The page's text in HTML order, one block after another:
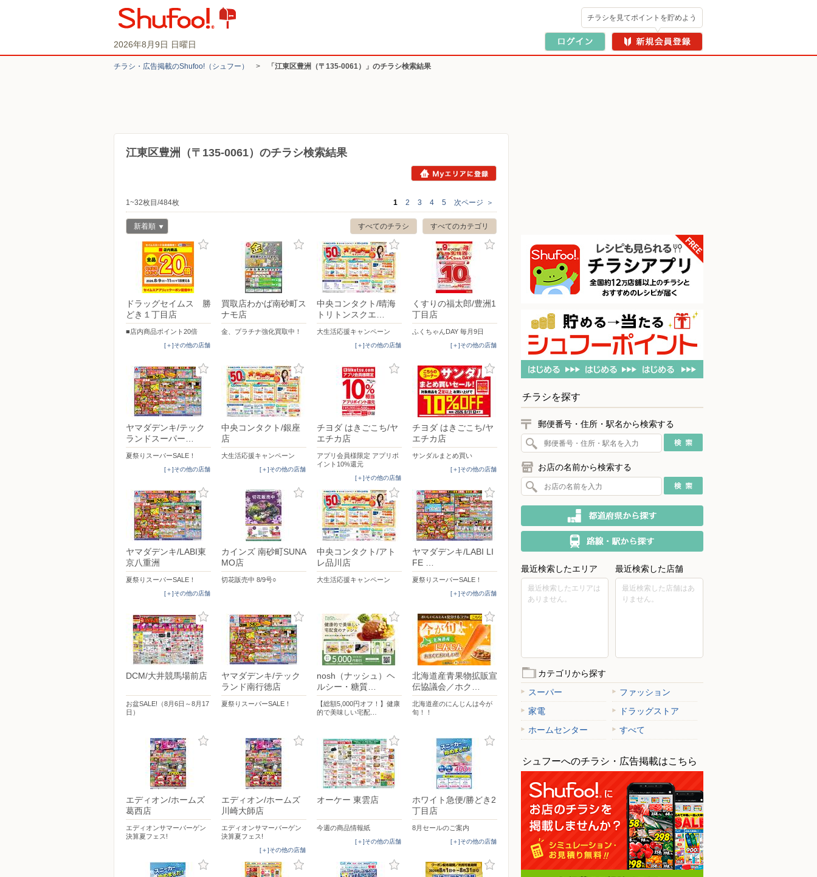
2026年8月9日 日曜日
チラシを見てポイントを貯めよう
チラシ・​広告掲載の​Shufoo!​（シュフー） > 「江東区豊洲（〒135-0061）」のチラシ検索結果
江東区豊洲（〒135-0061）のチラシ検索結果
1~32枚目/484枚 1 2 3 4 5 次ページ ＞
すべてのカテゴリ
すべてのチラシ
新着順
ドラッグセイムス 勝
どき１丁目店
■店内商品ポイント20倍
[＋]その他の店舗
買取店わかば南砂町ス
ナモ店
金、プラチナ強化買取中！
中央コンタクト/晴海
トリトンスクエ…
大生活応援キャンペーン
[＋]その他の店舗
くすりの福太郎/豊洲1
丁目店
ふくちゃんDAY 毎月9日
[＋]その他の店舗
ヤマダデンキ/テック
ランドスーパー…
夏祭りスーパーSALE！
[＋]その他の店舗
中央コンタクト/銀座
店
大生活応援キャンペーン
[＋]その他の店舗
チヨダ はきごこち/ヤ
エチカ店
アプリ会員様限定 アプリポ
イント10%還元
[＋]その他の店舗
チヨダ はきごこち/ヤ
エチカ店
サンダルまとめ買い
[＋]その他の店舗
ヤマダデンキ/LABI東
京八重洲
夏祭りスーパーSALE！
[＋]その他の店舗
カインズ 南砂町SUNA
MO店
切花販売中 8/9号○
中央コンタクト/アト
レ品川店
大生活応援キャンペーン
ヤマダデンキ/LABI LI
FE …
夏祭りスーパーSALE！
[＋]その他の店舗
DCM/大井競馬場前店
お盆SALE!（8月6日～8月17
日）
ヤマダデンキ/テック
ランド南行徳店
夏祭りスーパーSALE！
nosh（ナッシュ）ヘ
ルシー・糖質…
【総額5,000円オフ！】健康
的で美味しい宅配…
北海道産青果物拡販宣
伝協議会／ホク…
北海道産のにんじんは今が
旬！！
エディオン/ホームズ
葛西店
エディオンサマーバーゲン
決算夏フェス!
エディオン/ホームズ
川崎大師店
エディオンサマーバーゲン
決算夏フェス!
[＋]その他の店舗
オーケー 東雲店
今週の商品情報紙
[＋]その他の店舗
ホワイト急便/勝どき2
丁目店
8月セールのご案内
[＋]その他の店舗
チラシを探す
郵便番号・住所・駅名から検索する
お店の名前から検索する
最近検索したエリア
最近検索したエリアは
ありません。
最近検索した店舗
最近検索した店舗はあ
りません。
カテゴリから探す
スーパー
ファッション
家電
ドラッグストア
ホームセンター
すべて
シュフーへのチラシ・広告掲載はこちら